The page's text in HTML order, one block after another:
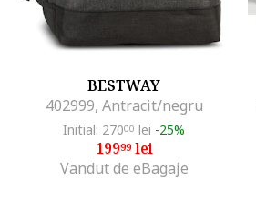
BESTWAY
402999, Antracit/negru
Initial: 27000 lei -25%
19999lei
Vandut de eBagaje